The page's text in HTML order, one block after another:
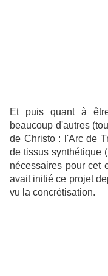
Et puis quant à
beaucoup d'autres
de Christo : l'Arc de
de tissus synthétique
nécessaires pour cet
avait initié ce projet
vu la concrétisation.